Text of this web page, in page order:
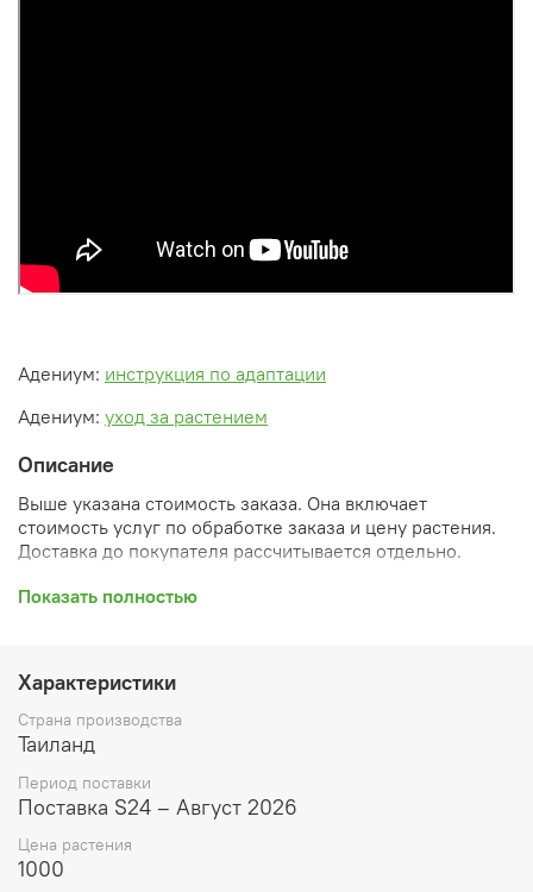
Адениум: инструкция по адаптации
Адениум: уход за растением
Описание
Выше указана стоимость заказа. Она включает
стоимость услуг по обработке заказа и цену растения.
Доставка до покупателя рассчитывается отдельно.
После оформления заказа вы получите его
скидки, уточнен способ доставки, сделано
бронирование и т.д.). Затем вам будут высланы
согласованные счета со ссылками на оплату услуг и
растений. При этом предварительный заказ теряет силу.
Внимание: фото в каталоге демонстрирует сорт, а не
растение, которое вы получите. Растения приезжают в
размере, указанном в карточке товара ниже.
Показать полностью
Характеристики
Страна производства
Таиланд
Период поставки
Поставка S24 – Август 2026
Цена растения
1000